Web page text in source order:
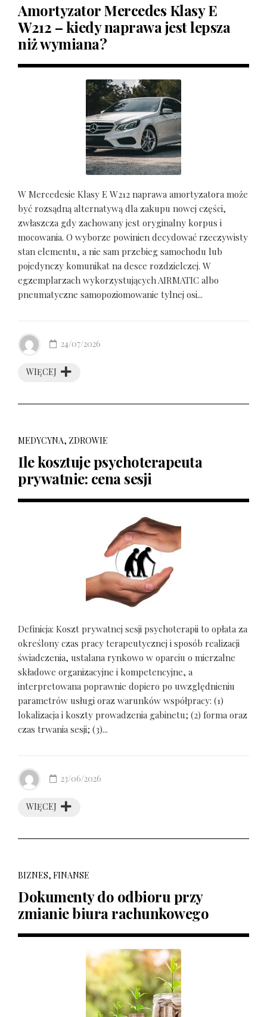
Amortyzator Mercedes Klasy E
W212 – kiedy naprawa jest lepsza
niż wymiana?
W Mercedesie Klasy E W212 naprawa amortyzatora może
być rozsądną alternatywą dla zakupu nowej części,
zwłaszcza gdy zachowany jest oryginalny korpus i
mocowania. O wyborze powinien decydować rzeczywisty
stan elementu, a nie sam przebieg samochodu lub
pojedynczy komunikat na desce rozdzielczej. W
egzemplarzach wykorzystujących AIRMATIC albo
pneumatyczne samopoziomowanie tylnej osi...
WIĘCEJ
24/07/2026
MEDYCYNA, ZDROWIE
Ile kosztuje psychoterapeuta
prywatnie: cena sesji
Definicja: Koszt prywatnej sesji psychoterapii to opłata za
określony czas pracy terapeutycznej i sposób realizacji
świadczenia, ustalana rynkowo w oparciu o mierzalne
składowe organizacyjne i kompetencyjne, a
interpretowana poprawnie dopiero po uwzględnieniu
parametrów usługi oraz warunków współpracy: (1)
lokalizacja i koszty prowadzenia gabinetu; (2) forma oraz
czas trwania sesji; (3)...
WIĘCEJ
23/06/2026
BIZNES, FINANSE
Dokumenty do odbioru przy
zmianie biura rachunkowego